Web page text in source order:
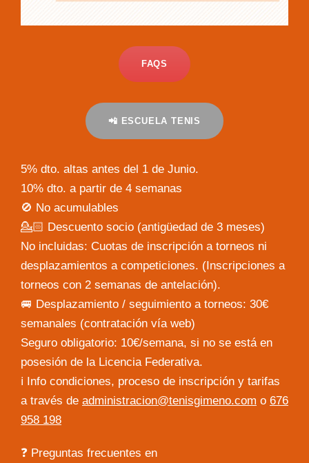
FAQS
📲 ESCUELA TENIS
5% dto. altas antes del 1 de Junio.
10% dto. a partir de 4 semanas
🚫 No acumulables
💁🏻 Descuento socio (antigüedad de 3 meses)
No incluidas: Cuotas de inscripción a torneos ni
desplazamientos a competiciones. (Inscripciones a
torneos con 2 semanas de antelación).
🚐 Desplazamiento / seguimiento a torneos: 30€
semanales (contratación vía web)
Seguro obligatorio: 10€/semana, si no se está en
posesión de la Licencia Federativa.
ℹ️ Info condiciones, proceso de inscripción y tarifas
a través de administracion@tenisgimeno.com o 676
958 198
❓ Preguntas frecuentes en